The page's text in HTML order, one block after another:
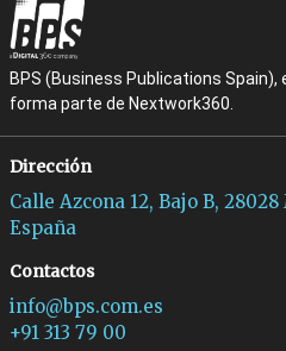
BPS (Business Publications Spain),
forma parte de Nextwork360.
Dirección
Calle Azcona 12, Bajo B,
España
Contactos
info@bps.com.es
+91 313 79 00